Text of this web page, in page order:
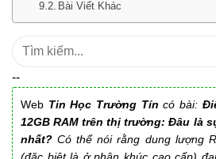
Bài Viết Khác
Tìm
--
Web Tin Học Trường Tíncó bài:
12GB RAM trên thị trường: Đâu là
nhất? Có thể nói rằng dung lượng